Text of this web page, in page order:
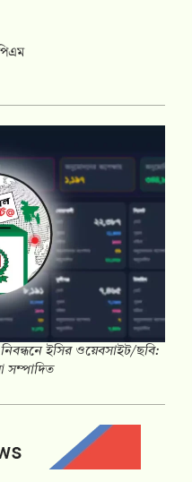
ইসির ওয়েবসাইট/ছবি:
সম্পাদিত